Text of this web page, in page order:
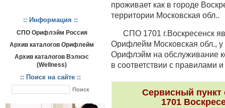
:: Информация ::
СПО Орифлэйм Россия
Архив каталогов Орифлейм
Архив каталогов Вэлнэс
(Wellness)
:: Поиск на сайте ::
проживает как в городе
территории Московская обл..
СПО 1701 г.Воскресенск
Орифлейм Московская обл., у
Орифлэйм на обслуживание
в соответствии с правилами
Сервисный
1701